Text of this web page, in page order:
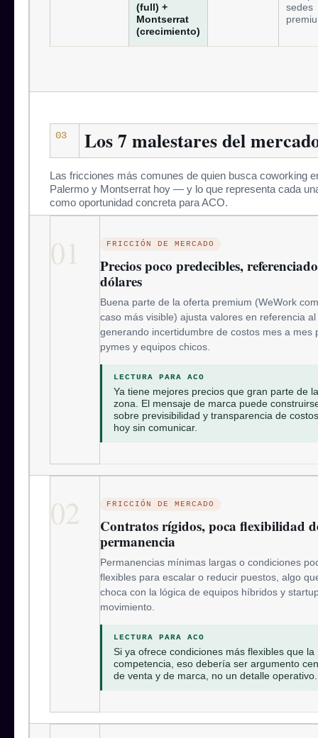
(full) +
Montserrat
(crecimiento)
sedes
03 Los 7 malestares del
Las fricciones más comunes de quien busca coworking
Palermo y Montserrat hoy — y lo que representa cada
como oportunidad concreta para ACO.
01 FRICCIÓN DE MERCADO
Precios poco predecibles,
dólares
Buena parte de la oferta premium (WeWork
caso más visible) ajusta valores en referencia al
generando incertidumbre de costos mes a mes
pymes y equipos chicos.
LECTURA PARA ACO
Ya tiene mejores precios que gran parte de la
zona. El mensaje de marca puede
sobre previsibilidad y transparencia de
hoy sin comunicar.
02 FRICCIÓN DE MERCADO
Contratos rígidos, poca flexibilidad
permanencia
Permanencias mínimas largas o condiciones
flexibles para escalar o reducir puestos, algo
choca con la lógica de equipos híbridos y
movimiento.
LECTURA PARA ACO
Si ya ofrece condiciones más flexibles que la
competencia, eso debería ser argumento
de venta y de marca, no un detalle operativo.